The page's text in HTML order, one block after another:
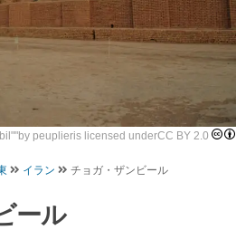
""by peuplieris licensed underCC BY 2.0
イラン チョガ・ザンビール
ール